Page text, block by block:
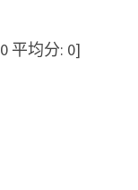
0 平均分: 0]